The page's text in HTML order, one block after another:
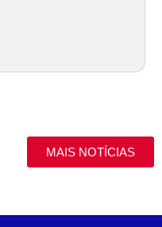
MAIS NOTÍCIAS